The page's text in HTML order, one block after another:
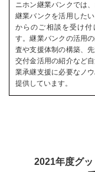
ニホン継業バンクでは
継業バンクを活用した
からのご相談を受け付
す。継業バンクの活用
査や支援体制の構築、
交付金活用の紹介など
業承継支援に必要なノ
提供しています。
2021年度グ